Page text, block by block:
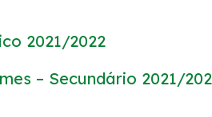
2021/2022
– Secundário 2021/